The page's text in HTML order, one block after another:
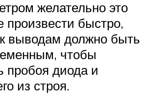
желательно это
произвести быстро,
выводам должно быть
чтобы
пробоя диода и
из строя.